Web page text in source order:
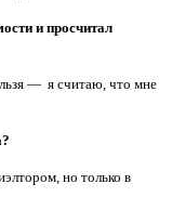
и просчитал
— я считаю, что мне
но только в